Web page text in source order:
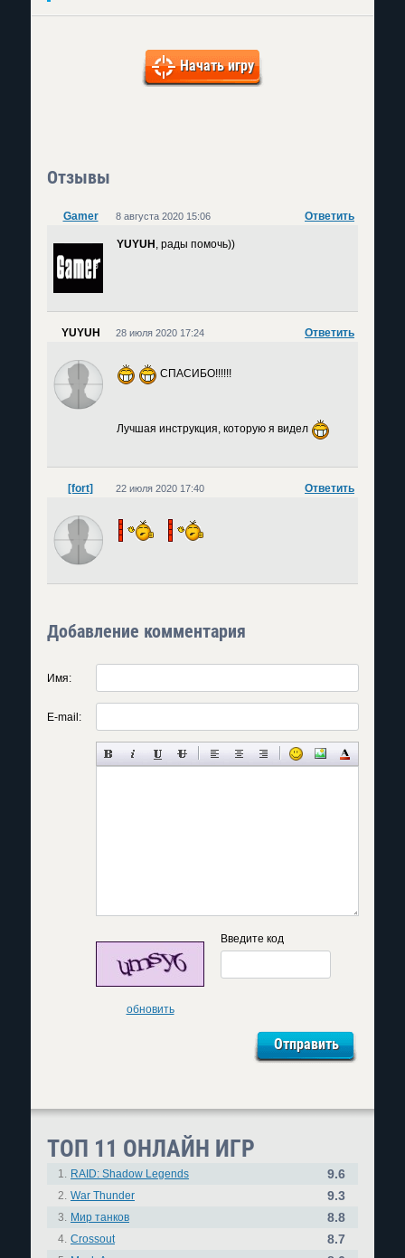
Начать игру
Отзывы
Gamer Ответить
8 августа 2020 15:06
YUYUH , рады помочь))
YUYUH Ответить
28 июля 2020 17:24
СПАСИБО!!!!!!
Лучшая инструкция, которую я видел
[fort] Ответить
22 июля 2020 17:40
Добавление комментария
Имя:
E-mail:
обновить
Введите код
ТОП 11 ОНЛАЙН ИГР
1. RAID: Shadow Legends 9.6
2. War Thunder 9.3
3. Мир танков 8.8
4. Crossout 8.7